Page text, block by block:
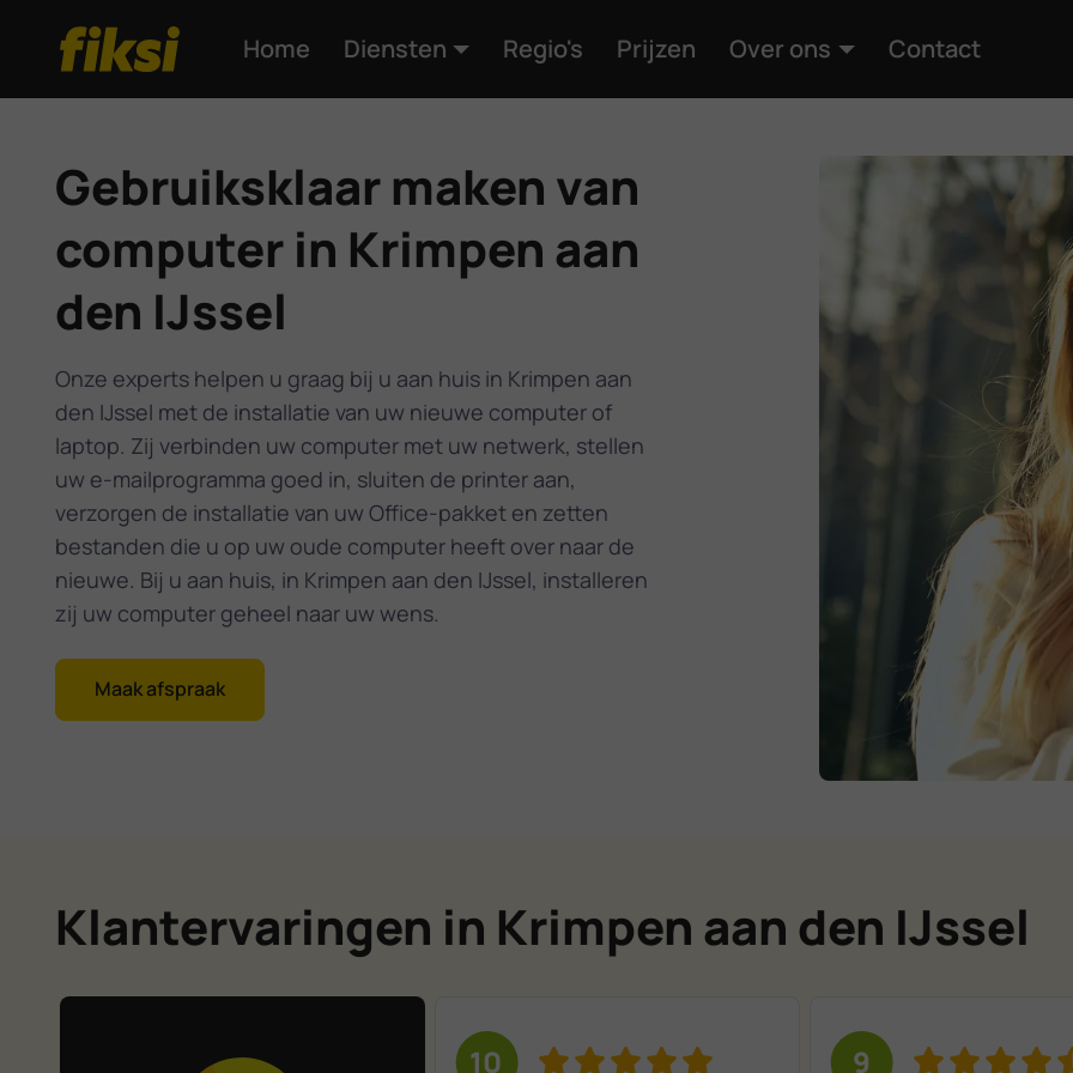
Home Diensten Regio's Prijzen Over ons Contact
Gebruiksklaar maken van
computer in Krimpen aan
den IJssel
Onze experts helpen u graag bij u aan huis in Krimpen aan
den IJssel met de installatie van uw nieuwe computer of
laptop. Zij verbinden uw computer met uw netwerk, stellen
uw e-mailprogramma goed in, sluiten de printer aan,
verzorgen de installatie van uw Office-pakket en zetten
bestanden die u op uw oude computer heeft over naar de
nieuwe. Bij u aan huis, in Krimpen aan den IJssel, installeren
zij uw computer geheel naar uw wens.
Maak afspraak
Klantervaringen in Krimpen aan den IJssel
10 9